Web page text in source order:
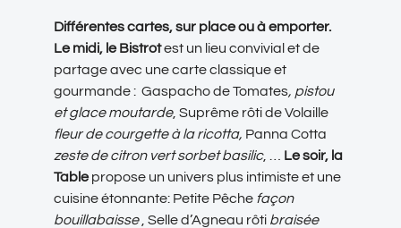
Différentes cartes, sur place ou à emporter.
Le midi, le Bistrotest un lieu convivial et de
partage avec une carte classique et
gourmande : Gaspacho de Tomates, pistou
et glace moutarde, Suprême rôti de Volaille
fleur de courgette à la ricotta, Panna Cotta
zeste de citron vert sorbet basilic, … Le soir, la
Tablepropose un univers plus intimiste et une
cuisine étonnante: Petite Pêche façon
bouillabaisse, Selle d’Agneau rôti braisée